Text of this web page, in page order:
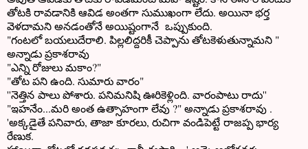
తోటకి రావడానికి ఆవిడ అంతగా సుముఖంగా లేదు. అయినా భర్త
వెళదామని అనడంతోనే అయిష్టంగానే ఒప్పుకుంది.
"గంటలో బయలుదేరాలి. పిల్లలిద్దరికీ చెప్పాను తోటకెళుతున్నామని "
అన్నాడు ప్రకాశరావు
"ఎన్ని రోజులు మకాం?"
"తోట పని ఉంది. సుమారు వారం"
''నెత్తిన పాలు పోశారు. పనిమనిషి ఊరికెళ్లింది. వారంపాటు రాదు''
"ఇహనేం...మరి అంత ఉత్సాహంగా లేవు ?" అన్నాడు ప్రకాశరావు .
'అక్కడైతే పనివారు, తాజా కూరలు, రుచిగా వండిపెట్టే రాజప్ప భార్య
రేణుక.